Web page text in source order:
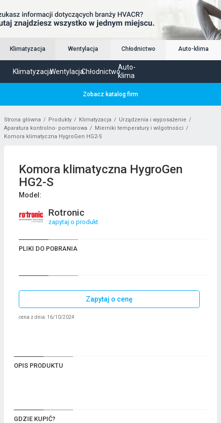
Klimatyzacja Wentylacja Chłodnictwo Auto-klima
KlimatyzacjaWentylacjaChłodnictwo
Auto-
klima
Zobacz katalog firm
Strona główna Produkty Klimatyzacja
Urządzenia i wyposażenie
Aparatura kontrolno- pomiarowa
Mierniki temperatury i wilgotności
Komora klimatyczna HygroGen HG2-S
Komora klimatyczna HygroGen
HG2-S
Model:
Rotronic
zapytaj o produkt
PLIKI DO POBRANIA
Zapytaj o cenę
cena z dnia: 16/10/2024
OPIS PRODUKTU
GDZIE KUPIĆ?